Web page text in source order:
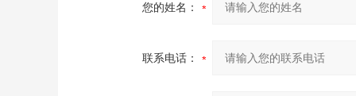
您的姓名：
联系电话：